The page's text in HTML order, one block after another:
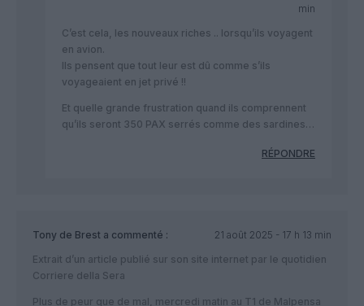
min
C’est cela, les nouveaux riches .. lorsqu’ils voyagent
en avion.
Ils pensent que tout leur est dû comme s’ils
voyageaient en jet privé !!
Et quelle grande frustration quand ils comprennent
qu’ils seront 350 PAX serrés comme des sardines…
RÉPONDRE
Tony de Brest a commenté :
21 août 2025 - 17 h 13 min
Extrait d’un article publié sur son site internet par le quotidien
Corriere della Sera
Plus de peur que de mal, mercredi matin au T1 de Malpensa